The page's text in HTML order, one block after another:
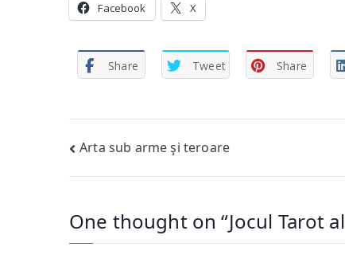
Facebook X
Share Tweet Share
Post
navigation
Arta sub arme şi teroare
One thought on “Jocul Tarot